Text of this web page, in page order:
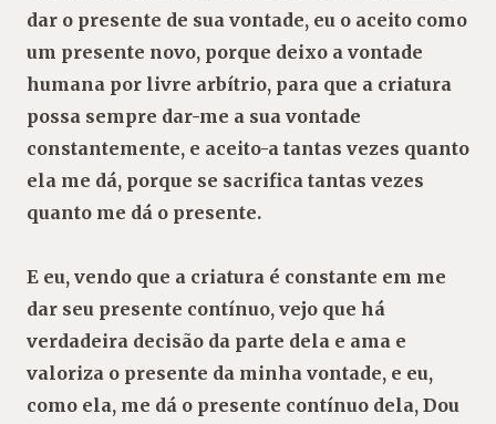
dar o presente de sua vontade, eu o aceito como
um presente novo, porque deixo a vontade
humana por livre arbítrio, para que a criatura
possa sempre dar-me a sua vontade
constantemente, e aceito-a tantas vezes quanto
ela me dá, porque se sacrifica tantas vezes
quanto me dá o presente.
E eu, vendo que a criatura é constante em me
dar seu presente contínuo, vejo que há
verdadeira decisão da parte dela e ama e
valoriza o presente da minha vontade, e eu,
como ela, me dá o presente contínuo dela, Dou